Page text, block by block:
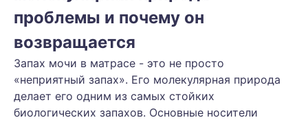
проблемы и почему он
возвращается
Запах мочи в матрасе - это не просто
«неприятный запах». Его молекулярная природа
делает его одним из самых стойких
биологических запахов. Основные носители